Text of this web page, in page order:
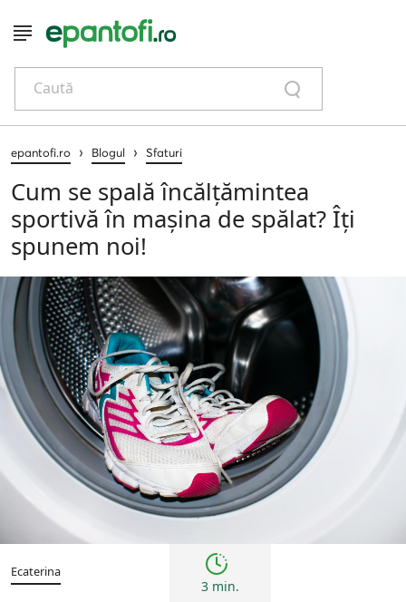
Caută
epantofi.ro › Blogul › Sfaturi
Cum se spală încălțămintea
sportivă în mașina de spălat? Îți
spunem noi!
Ecaterina
3 min.